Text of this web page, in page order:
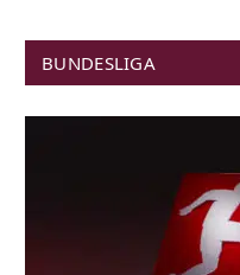
BUNDESLIGA